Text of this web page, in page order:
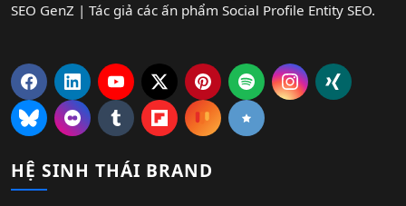
SEO GenZ | Tác giả các ấn phẩm Social Profile Entity SEO.
HỆ SINH THÁI BRAND